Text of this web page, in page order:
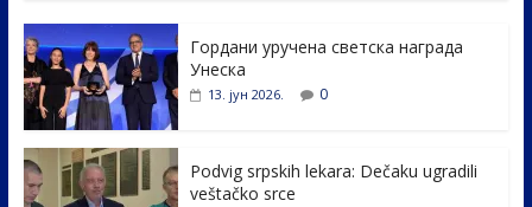
e
b
o
o
k
itt
er e
dI
e
Гордани уручена светска награда
Унеска
13. јун 2026. 0
Podvig srpskih lekara: Dečaku ugradili
veštačko srce